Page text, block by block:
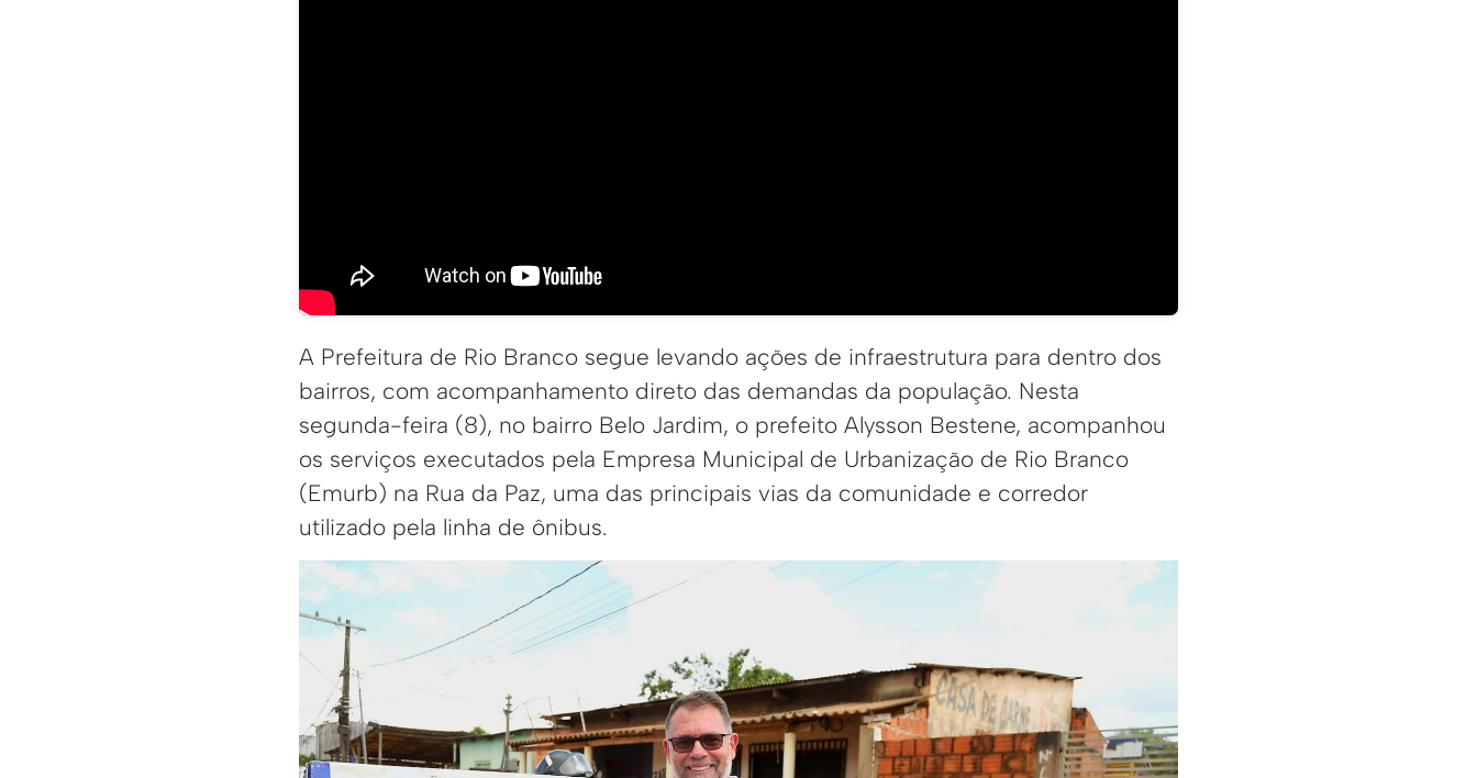
A Prefeitura de Rio Branco segue levando ações de infraestrutura para dentro dos
bairros, com acompanhamento direto das demandas da população. Nesta
segunda-feira (8), no bairro Belo Jardim, o prefeito Alysson Bestene, acompanhou
os serviços executados pela Empresa Municipal de Urbanização de Rio Branco
(Emurb) na Rua da Paz, uma das principais vias da comunidade e corredor
utilizado pela linha de ônibus.